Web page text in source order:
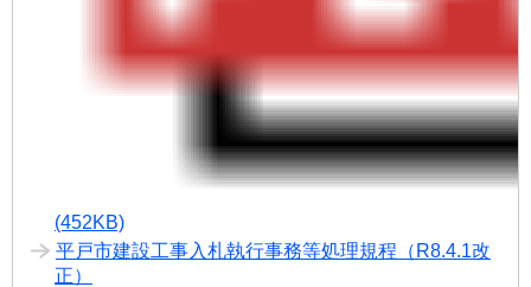
(452KB)
平戸市建設工事入札執行事務等処理規程（R8.4.1改
正）